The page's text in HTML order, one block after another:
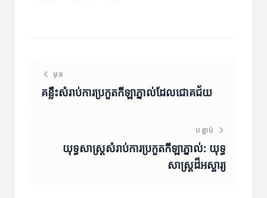
មុន
គន្លឹះសំរាប់ការប្រកួតកីឡាភ្នាល់ដែលជោគជ័យ
បន្ទាប់
យុទ្ធសាស្ត្រសំរាប់ការប្រកួតកីឡាភ្នាល់: យុទ្ធ
សាស្ត្រដ៏អស្ចារ្យ